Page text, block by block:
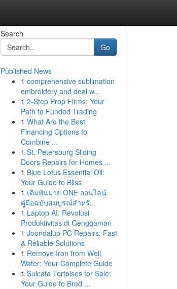
Search
Go
Published News
1 comprehensive sublimation
embroidery and deal w...
1 2-Step Prop Firms: Your
Path to Funded Trading
1 What Are the Best
Financing Options to
Combine ...
1 St. Petersburg Sliding
Doors Repairs for Homes ...
1 Blue Lotus Essential Oil:
Your Guide to Bliss
1 เดิมพันมวย ONE ออนไลน์
คู่มือฉบับสมบูรณ์สำหรั...
1 Laptop AI: Revolusi
Produktivitas di Genggaman
1 Joondalup PC Repairs: Fast
& Reliable Solutions
1 Remove Iron from Well
Water: Your Complete Guide
1 Sulcata Tortoises for Sale:
Your Guide to Bred ...